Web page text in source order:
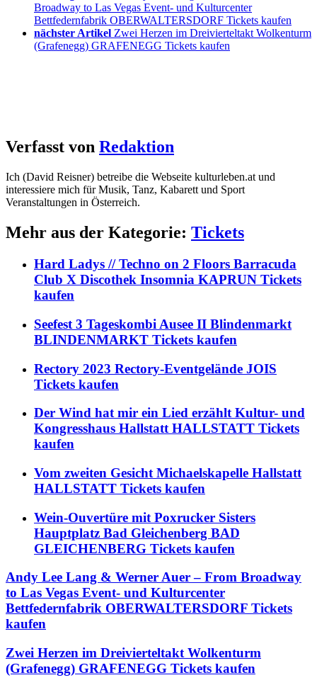
Broadway to Las Vegas Event- und Kulturcenter
Bettfedernfabrik OBERWALTERSDORF Tickets kaufen
nächster Artikel Zwei Herzen im Dreivierteltakt Wolkenturm
(Grafenegg) GRAFENEGG Tickets kaufen
Verfasst von Redaktion
Ich (David Reisner) betreibe die Webseite kulturleben.at und
interessiere mich für Musik, Tanz, Kabarett und Sport
Veranstaltungen in Österreich.
Mehr aus der Kategorie: Tickets
Hard Ladys // Techno on 2 Floors Barracuda
Club X Discothek Insomnia KAPRUN Tickets
kaufen
Seefest 3 Tageskombi Ausee II Blindenmarkt
BLINDENMARKT Tickets kaufen
Rectory 2023 Rectory-Eventgelände JOIS
Tickets kaufen
Der Wind hat mir ein Lied erzählt Kultur- und
Kongresshaus Hallstatt HALLSTATT Tickets
kaufen
Vom zweiten Gesicht Michaelskapelle Hallstatt
HALLSTATT Tickets kaufen
Wein-Ouvertüre mit Poxrucker Sisters
Hauptplatz Bad Gleichenberg BAD
GLEICHENBERG Tickets kaufen
Andy Lee Lang & Werner Auer – From Broadway
to Las Vegas Event- und Kulturcenter
Bettfedernfabrik OBERWALTERSDORF Tickets
kaufen
Zwei Herzen im Dreivierteltakt Wolkenturm
(Grafenegg) GRAFENEGG Tickets kaufen